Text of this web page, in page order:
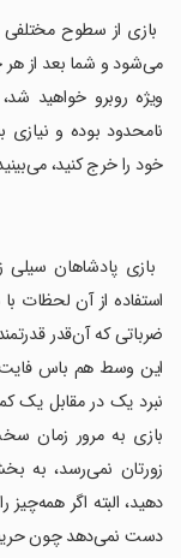
بازی از سطوح
می‌شود و شما بعد از
ویژه روبرو خواهید
نامحدود بوده و
خود را خرج کنید،
بازی پادشاهان
استفاده از آن لحظات
ضرباتی که آن‌قدر
این وسط هم باس فایت
نبرد یک در مقابل
بازی به مرور زمان
زورتان نمی‌رسد، به
دهید، البته اگر
دست نمی‌دهد چون